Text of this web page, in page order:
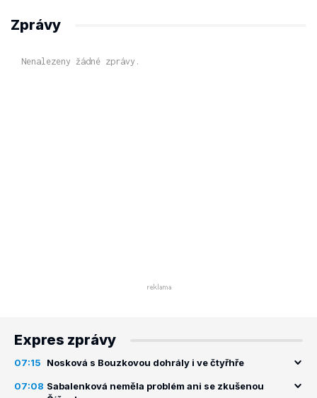
Zprávy
Nenalezeny žádné zprávy.
Expres zprávy
07:15 Nosková s Bouzkovou dohrály i ve čtyřhře
07:08 Sabalenková neměla problém ani se zkušenou